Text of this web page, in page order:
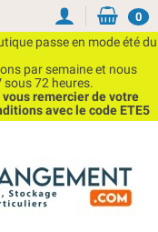
passe en mode été du
par semaine et nous
72 heures.
remercier de votre
avec le code ETE5
0